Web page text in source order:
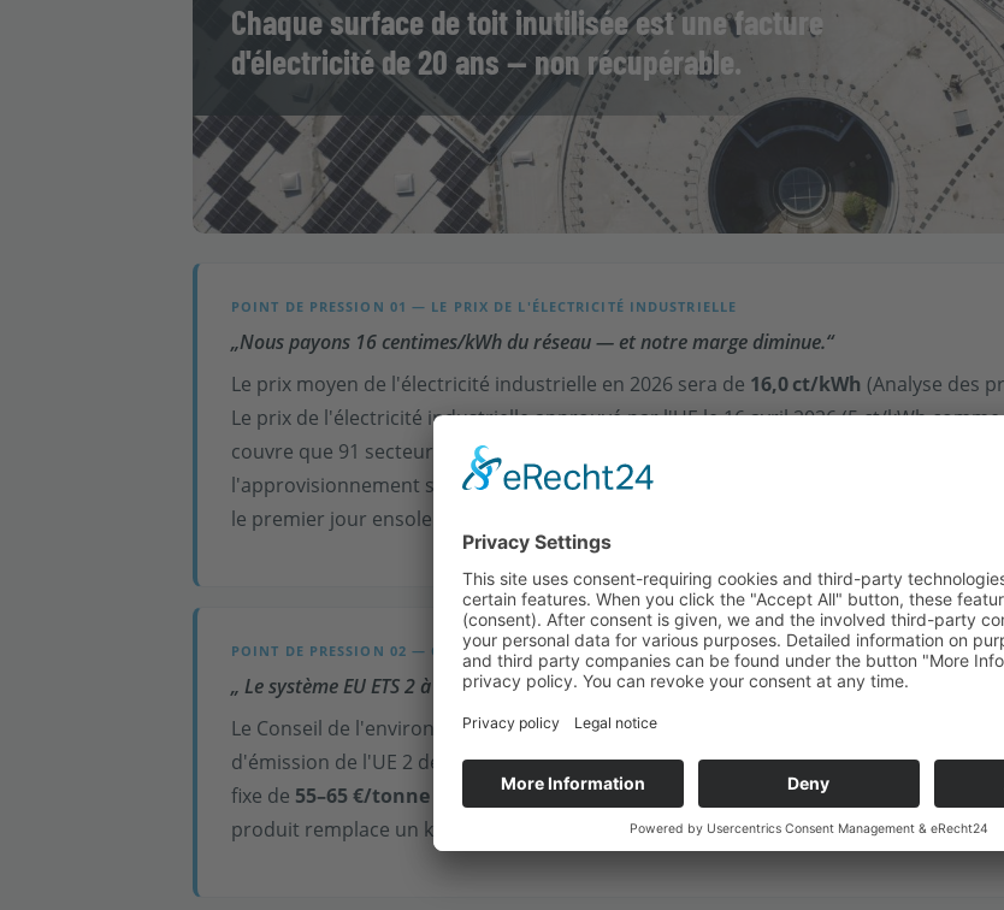
Chaque surface de toit inutilisée est une facture
d'électricité de 20 ans — non récupérable.
POINT DE PRESSION 01 — LE PRIX DE L'ÉLECTRICITÉ INDUSTRIELLE
„Nous payons 16 centimes/kWh du réseau — et notre marge diminue.“
Le prix moyen de l'électricité industrielle en 2026 sera de 16,0 ct/kWh (Analyse des
Le prix de l'électricité industrielle approuvé par l'UE le 16 avril 2026 (5 ct/kWh
couvre que 91 secteurs et au maximum 50 % de la consommation — et est limité à
l'approvisionnement se fait via le réseau. L'autoproduction à 4–7 ct/kWh
le premier jour ensoleillé.
POINT DE PRESSION 02 — CO -TARIFICATION
„ Le système EU ETS 2 à partir de 2028 — et nous ne savons encore pas ce que cela nous
Le Conseil de l'environnement de l'UE a décidé le 5 novembre 2025 de reporter le
d'émission de l'UE 2 de 2027 à01.01.2028reporté. Jusqu'à cette date, le BEHG
fixe de 55–65 €/tonne CO 2 en 2026 et 2027. L'autoconsommation photovoltaïque est
produit remplace un kWh avec CO